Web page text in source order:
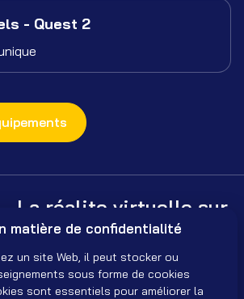
- Quest 2
- La réalite virtuelle sur
tous
matière de confidentialité
un site Web, il peut stocker ou
sous forme de cookies
sont essentiels pour améliorer la